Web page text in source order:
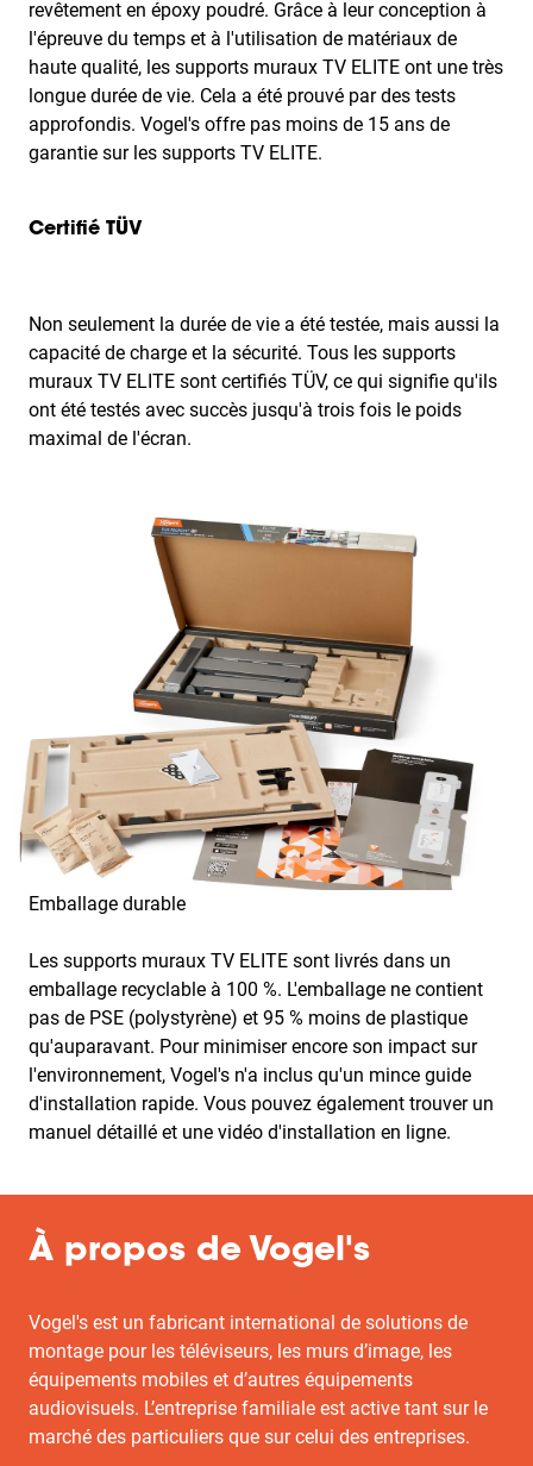
revêtement en époxy poudré. Grâce à leur conception à
l'épreuve du temps et à l'utilisation de matériaux de
haute qualité, les supports muraux TV ELITE ont une très
longue durée de vie. Cela a été prouvé par des tests
approfondis. Vogel's offre pas moins de 15 ans de
garantie sur les supports TV ELITE.
Certifié TÜV
Non seulement la durée de vie a été testée, mais aussi la
capacité de charge et la sécurité. Tous les supports
muraux TV ELITE sont certifiés TÜV, ce qui signifie qu'ils
ont été testés avec succès jusqu'à trois fois le poids
maximal de l'écran.
Emballage durable
Les supports muraux TV ELITE sont livrés dans un
emballage recyclable à 100 %. L'emballage ne contient
pas de PSE (polystyrène) et 95 % moins de plastique
qu'auparavant. Pour minimiser encore son impact sur
l'environnement, Vogel's n'a inclus qu'un mince guide
d'installation rapide. Vous pouvez également trouver un
manuel détaillé et une vidéo d'installation en ligne.
À propos de Vogel's
Vogel's est un fabricant international de solutions de
montage pour les téléviseurs, les murs d’image, les
équipements mobiles et d’autres équipements
audiovisuels. L’entreprise familiale est active tant sur le
marché des particuliers que sur celui des entreprises.